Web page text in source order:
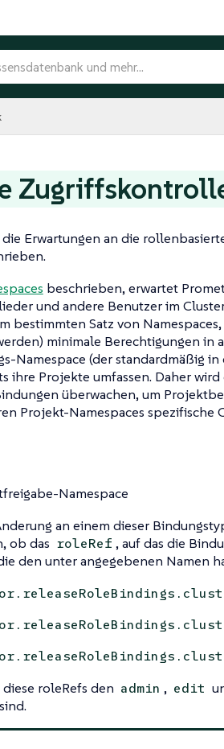
Erwartungen an die
beschrieben, erwartet
und andere Benutzer im
bestimmten Satz von
minimale Berechtigungen in
Namespace (der standardmäßig
ihre Projekte umfassen. Daher
überwachen, um
Projekt-Namespaces spezifische
Namespace
an einem dieser
ob das roleRef , auf das die
den unter angegebenen Namen
roleRefs den admin , edit
sind.